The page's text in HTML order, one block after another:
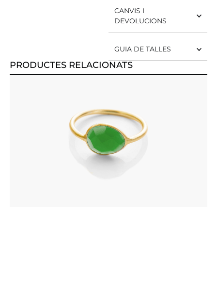
CANVIS I
DEVOLUCIONS
GUIA DE TALLES
PRODUCTES RELACIONATS